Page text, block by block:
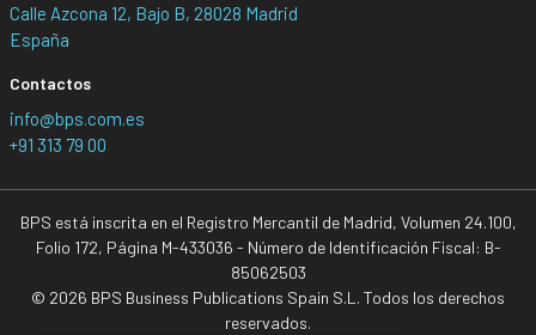
Calle Azcona 12, Bajo B, 28028 Madrid
España
Contactos
info@bps.com.es
+91 313 79 00
BPS está inscrita en el Registro Mercantil de Madrid, Volumen 24.100,
Folio 172, Página M-433036 - Número de Identificación Fiscal: B-
85062503
© 2026 BPS Business Publications Spain S.L. Todos los derechos
reservados.